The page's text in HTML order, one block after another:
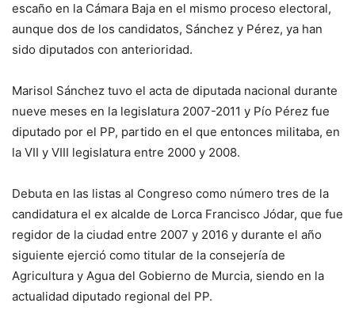
escaño en la Cámara Baja en el mismo proceso electoral,
aunque dos de los candidatos, Sánchez y Pérez, ya han
sido diputados con anterioridad.
Marisol Sánchez tuvo el acta de diputada nacional durante
nueve meses en la legislatura 2007-2011 y Pío Pérez fue
diputado por el PP, partido en el que entonces militaba, en
la VII y VIII legislatura entre 2000 y 2008.
Debuta en las listas al Congreso como número tres de la
candidatura el ex alcalde de Lorca Francisco Jódar, que fue
regidor de la ciudad entre 2007 y 2016 y durante el año
siguiente ejerció como titular de la consejería de
Agricultura y Agua del Gobierno de Murcia, siendo en la
actualidad diputado regional del PP.